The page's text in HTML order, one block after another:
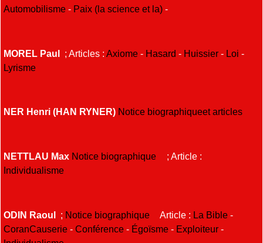
Automobilisme - Paix (la science et la) -
MOREL Paul ; Articles : Axiome - Hasard - Huissier - Loi -
Lyrisme
NER Henri (HAN RYNER) Notice biographiqueet articles
NETTLAU Max Notice biographique
; Article :
Individualisme
ODIN Raoul ; Notice biographique Article : La Bible -
CoranCauserie - Conférence - Égoïsme - Exploiteur -